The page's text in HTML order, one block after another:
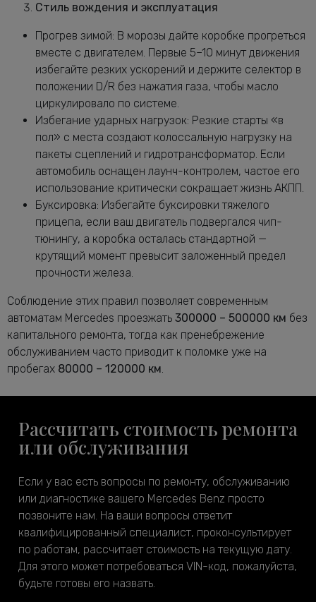
Стиль вождения и эксплуатация
Прогрев зимой: В морозы дайте коробке прогреться
вместе с двигателем. Первые 5–10 минут движения
избегайте резких ускорений и держите селектор в
положении D/R без нажатия газа, чтобы масло
циркулировало по системе.
Избегание ударных нагрузок: Резкие старты «в
пол» с места создают колоссальную нагрузку на
пакеты сцеплений и гидротрансформатор. Если
автомобиль оснащен лаунч-контролем, частое его
использование критически сокращает жизнь АКПП.
Буксировка: Избегайте буксировки тяжелого
прицепа, если ваш двигатель подвергался чип-
тюнингу, а коробка осталась стандартной —
крутящий момент превысит заложенный предел
прочности железа.
Соблюдение этих правил позволяет современным
автоматам Mercedes проезжать 300000 – 500000 км без
капитального ремонта, тогда как пренебрежение
обслуживанием часто приводит к поломке уже на
пробегах 80000 – 120000 км.
Рассчитать стоимость ремонта
или обслуживания
Если у вас есть вопросы по ремонту, обслуживанию
или диагностике вашего Mercedes Benz просто
позвоните нам. На ваши вопросы ответит
квалифицированный специалист, проконсультирует
по работам, рассчитает стоимость на текущую дату.
Для этого может потребоваться VIN-код, пожалуйста,
будьте готовы его назвать.